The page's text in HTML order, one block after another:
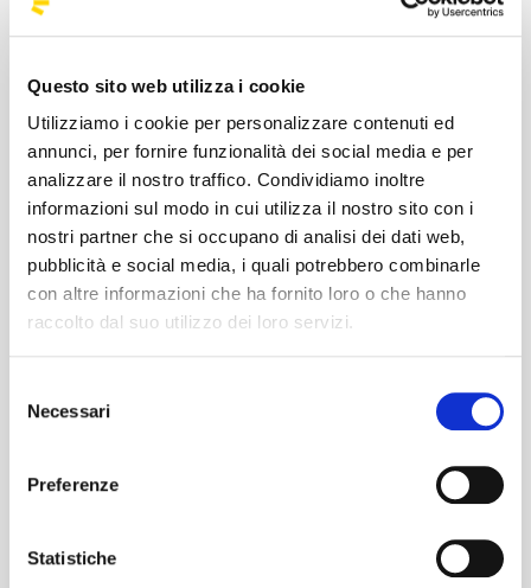
Questo sito web utilizza i cookie
Utilizziamo i cookie per personalizzare contenuti ed
annunci, per fornire funzionalità dei social media e per
analizzare il nostro traffico. Condividiamo inoltre
informazioni sul modo in cui utilizza il nostro sito con i
nostri partner che si occupano di analisi dei dati web,
pubblicità e social media, i quali potrebbero combinarle
con altre informazioni che ha fornito loro o che hanno
raccolto dal suo utilizzo dei loro servizi.
delNecessari
Preferenze
Statistiche
Ti ricordiamo che:
- Dopo aver effettuato l’acquisto riceverai
il tuo biglietto. Lì troverai tutte le
informazioni di cui hai bisogno (fermate e
orari) oltre al codice PNR da comunicarci in
caso di problemi con l’ordine.
- E’ importante avere il biglietto (in
formato cartaceo o digitale) per mostrarlo al
possesso del biglietto è obbligatoria per
poter salire sul bus.
- Riceverai anche un documento allegato
con tutte le informazioni importanti relative
al viaggio in bus
che chiediamo di leggere